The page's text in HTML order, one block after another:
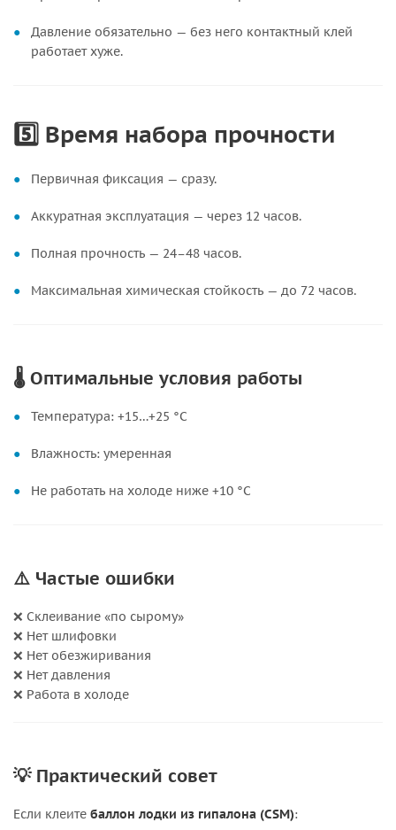
Давление обязательно — без него контактный клей
работает хуже.
5️⃣ Время набора прочности
Первичная фиксация — сразу.
Аккуратная эксплуатация — через 12 часов.
Полная прочность — 24–48 часов.
Максимальная химическая стойкость — до 72 часов.
🌡 Оптимальные условия работы
Температура: +15…+25 °C
Влажность: умеренная
Не работать на холоде ниже +10 °C
⚠️ Частые ошибки
❌ Склеивание «по сырому»
❌ Нет шлифовки
❌ Нет обезжиривания
❌ Нет давления
❌ Работа в холоде
💡 Практический совет
Если клеите баллон лодки из гипалона (CSM):